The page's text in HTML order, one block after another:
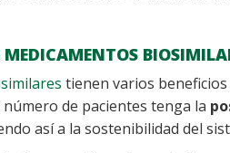
MEDICAMENTOS
tienen varios
de pacientes tenga la
así a la sostenibilidad del